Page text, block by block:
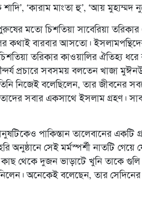
শাদি’, ‘কারাম মাংতা হু’, ‘আয় মুহাম্মদ
মতো চিশতিয়া সাবেরিয়া
কথাই বারবার আসতো।
তরিকার কাওয়ালির ঐতিহ্য ধরে
প্রচারে সবসময় বলতেন খাজা
নিজেই বলেছিলেন, তার জীবনের
সবার একসাথে ইসলাম গ্রহণ। সাবরি
পাকিস্তান তালেবানের একটি
অনুষ্ঠানে সেই মর্মস্পর্শী নাতটি
থেকে দুজন ভাড়াটে খুনি তাকে গুলি
অনেকেই বলেছেন, তার